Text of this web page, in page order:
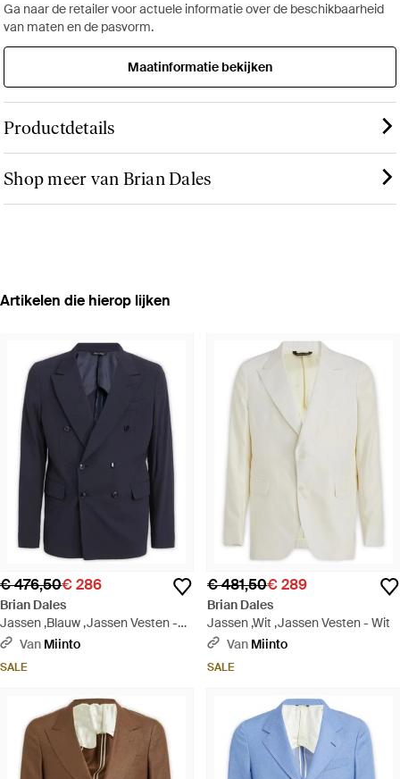
Ga naar de retailer voor actuele informatie over de beschikbaarheid
van maten en de pasvorm.
Maatinformatie bekijken
Productdetails
Shop meer van Brian Dales
Artikelen die hierop lijken
€ 476,50€ 286
Brian Dales
Jassen ,Blauw ,Jassen Vesten -
Blauw
Van Miinto
SALE
€ 481,50€ 289
Brian Dales
Jassen ,Wit ,Jassen Vesten - Wit
Van Miinto
SALE